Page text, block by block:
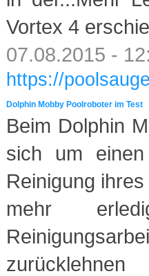
Vortex 4
07.08.2015 -
https://
Dolphin Mobby Poolroboter im Test
Beim Dolphin
sich um
Reinigung
mehr